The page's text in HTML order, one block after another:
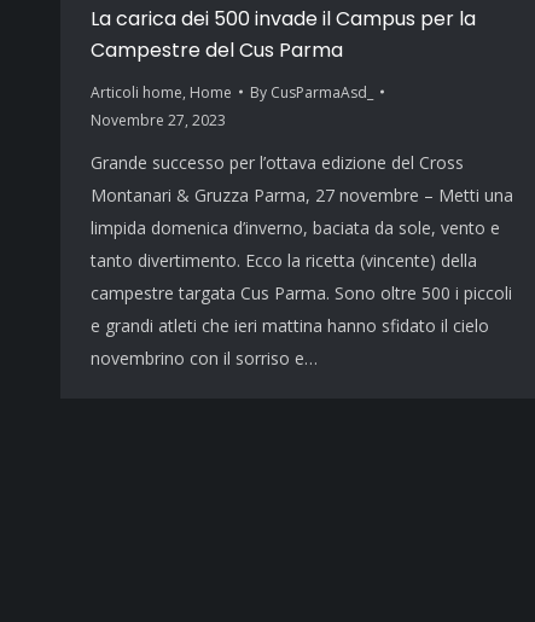
La carica dei 500 invade il Campus per la
Campestre del Cus Parma
Articoli home, Home By CusParmaAsd_
Novembre 27, 2023
Grande successo per l’ottava edizione del Cross
Montanari & Gruzza Parma, 27 novembre – Metti una
limpida domenica d’inverno, baciata da sole, vento e
tanto divertimento. Ecco la ricetta (vincente) della
campestre targata Cus Parma. Sono oltre 500 i piccoli
e grandi atleti che ieri mattina hanno sfidato il cielo
novembrino con il sorriso e…